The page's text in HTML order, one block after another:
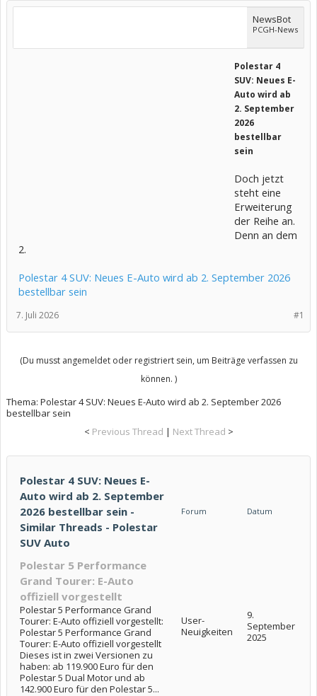
NewsBot
PCGH-News
Polestar 4
SUV: Neues E-
Auto wird ab
2. September
2026
bestellbar
sein
Doch jetzt
steht eine
Erweiterung
der Reihe an.
Denn an dem
2.
Polestar 4 SUV: Neues E-Auto wird ab 2. September 2026
bestellbar sein
#1
7. Juli 2026
(Du musst angemeldet oder registriert sein, um Beiträge verfassen zu
können. )
Thema: Polestar 4 SUV: Neues E-Auto wird ab 2. September 2026
bestellbar sein
< Previous Thread | Next Thread >
Polestar 4 SUV: Neues E-
Auto wird ab 2. September
2026 bestellbar sein -
Similar Threads - Polestar
SUV Auto
Forum Datum
Polestar 5 Performance
Grand Tourer: E-Auto
offiziell vorgestellt
Polestar 5 Performance Grand
Tourer: E-Auto offiziell vorgestellt:
Polestar 5 Performance Grand
Tourer: E-Auto offiziell vorgestellt
Dieses ist in zwei Versionen zu
haben: ab 119.900 Euro für den
Polestar 5 Dual Motor und ab
142.900 Euro für den Polestar 5...
User-
Neuigkeiten
9.
September
2025